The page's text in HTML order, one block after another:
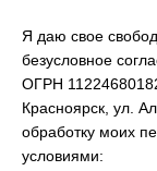
Я даю свое
безусловное
ОГРН
Красноярск, ул.
обработку моих
условиями: